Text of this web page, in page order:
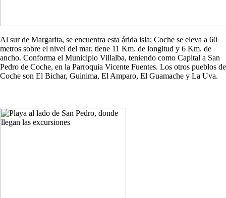
Al sur de Margarita, se encuentra esta árida isla; Coche se eleva a 60
metros sobre el nivel del mar, tiene 11 Km. de longitud y 6 Km. de
ancho. Conforma el Municipio Villalba, teniendo como Capital a San
Pedro de Coche, en la Parroquia Vicente Fuentes. Los otros pueblos de
Coche son El Bichar, Guinima, El Amparo, El Guamache y La Uva.